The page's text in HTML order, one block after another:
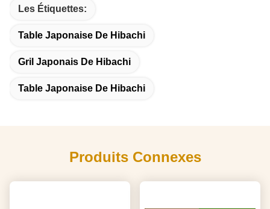
Les Étiquettes:
Table Japonaise De Hibachi
Gril Japonais De Hibachi
Table Japonaise De Hibachi
Produits Connexes